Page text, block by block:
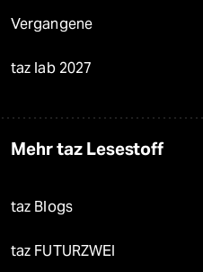
Vergangene
taz lab 2027
Mehr taz Lesestoff
taz Blogs
taz FUTURZWEI